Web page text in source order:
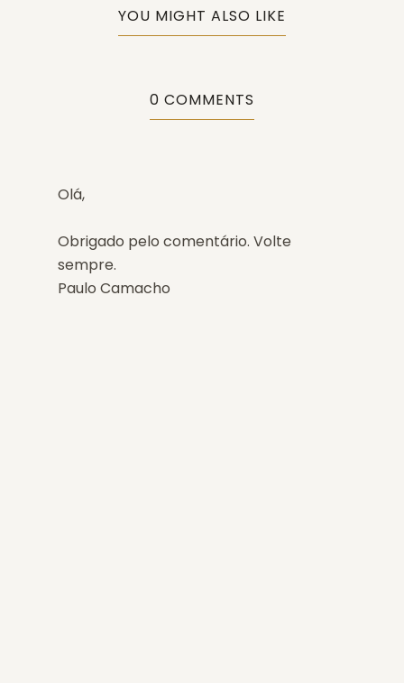
YOU MIGHT ALSO LIKE
0 COMMENTS
Olá,
Obrigado pelo comentário. Volte
sempre.
Paulo Camacho